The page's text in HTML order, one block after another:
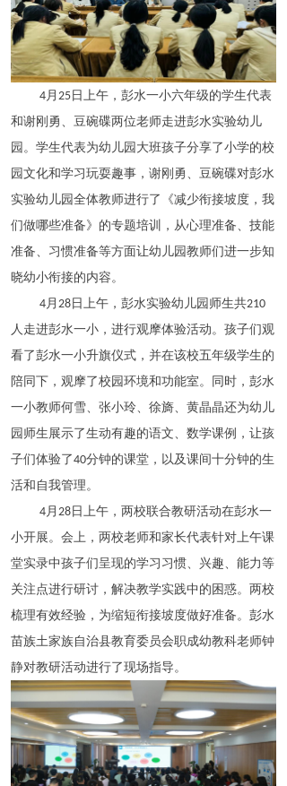
4 月 25日上午，彭水一小六年级的学生代表
和谢刚勇、豆碗碟两位老师走进彭水实验幼儿
园。学生代表为幼儿园大班孩子分享了小学的校
园文化和学习玩耍趣事，谢刚勇、豆碗碟对彭水
实验幼儿园全体教师进行了《减少衔接坡度，我
们做哪些准备》的专题培训，从心理准备、技能
准备、习惯准备等方面让幼儿园教师们进一步知
晓幼小衔接的内容。
4 月 28日上午，彭水实验幼儿园师生共210
人走进彭水一小，进行观摩体验活动。孩子们观
看了彭水一小升旗仪式，并在该校五年级学生的
陪同下，观摩了校园环境和功能室。同时，彭水
一小教师何雪、张小玲、徐旖、黄晶晶还为幼儿
园师生展示了生动有趣的语文、数学课例，让孩
子们体验了40分钟的课堂，以及课间十分钟的生
活和自我管理。
4 月 28日上午，两校联合教研活动在彭水一
小开展。会上，两校老师和家长代表针对上午课
堂实录中孩子们呈现的学习习惯、兴趣、能力等
关注点进行研讨，解决教学实践中的困惑。两校
梳理有效经验，为缩短衔接坡度做好准备。彭水
苗族土家族自治县教育委员会职成幼教科老师钟
静对教研活动进行了现场指导。